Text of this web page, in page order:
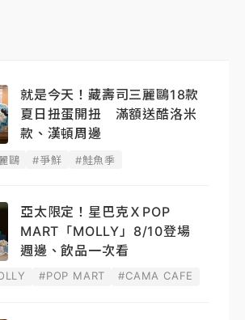
就是今天！藏壽司三麗鷗18款
夏日扭蛋開扭 滿額送酷洛米
款、漢頓周邊
鷗 #爭鮮 #鮭魚季
亞太限定！星巴克ＸPOP
MART「MOLLY」8/10登場
週邊、飲品一次看
#POP MART #CAMA CAFE